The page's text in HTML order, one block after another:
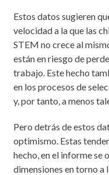
Estos datos sugieren
velocidad a la que las
STEM no crece al
están en riesgo de
trabajo. Este hecho
en los procesos de
y, por tanto, a menos
Pero detrás de estos
optimismo. Estas
hecho, en el informe se
dimensiones en torno a